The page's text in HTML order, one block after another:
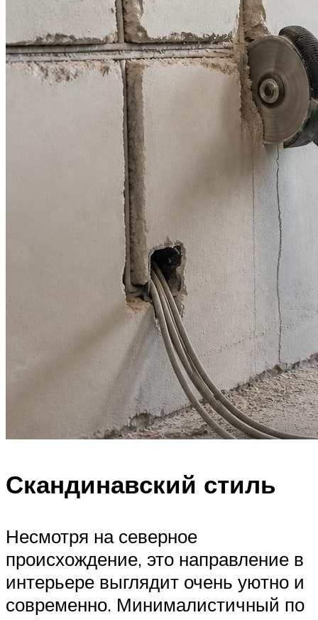
Скандинавский стиль
Несмотря на северное
происхождение, это направление в
интерьере выглядит очень уютно и
современно. Минималистичный по